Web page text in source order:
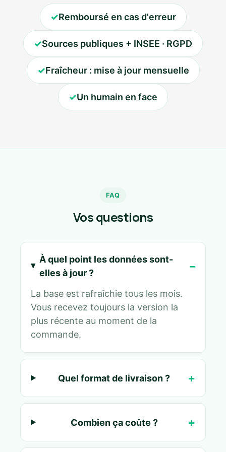
✓Remboursé en cas d'erreur
✓Sources publiques + INSEE · RGPD
✓Fraîcheur : mise à jour mensuelle
✓Un humain en face
FAQ
Vos questions
À quel point les données sont-
elles à jour ?
La base est rafraîchie tous les mois.
Vous recevez toujours la version la
plus récente au moment de la
commande.
Quel format de livraison ?
Combien ça coûte ?